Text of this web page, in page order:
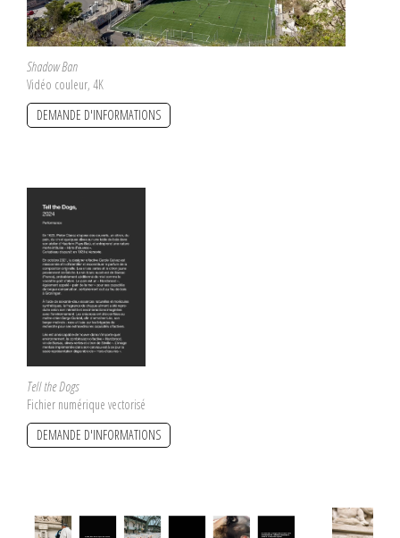
Shadow Ban
Vidéo couleur, 4K
DEMANDE D'INFORMATIONS
Tell the Dogs
Fichier numérique vectorisé
DEMANDE D'INFORMATIONS